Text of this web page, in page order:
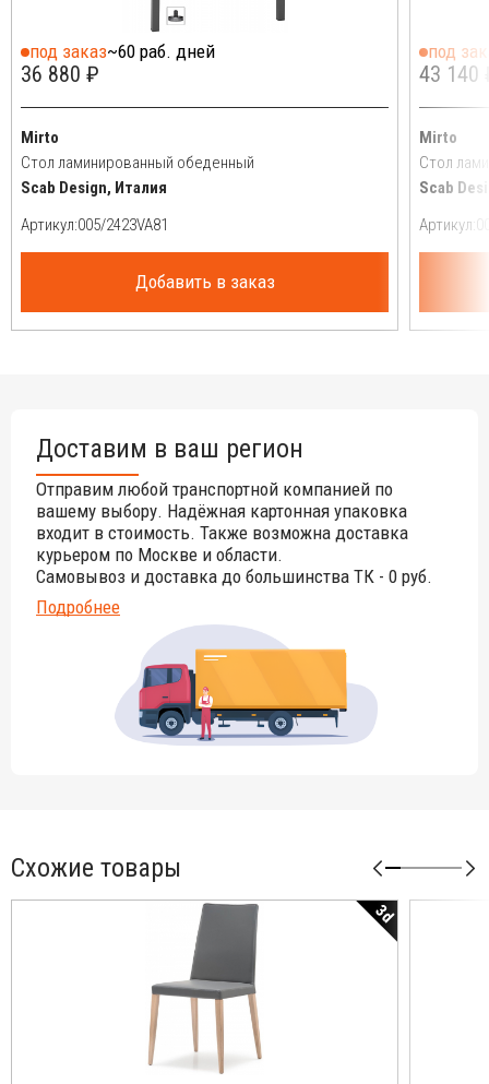
под заказ~60 раб. дней
36 880 ₽
Mirto
Стол ламинированный обеденный
Scab Design, Италия
Артикул:
Добавить в заказ
под
43 140
Mirto
Стол
Scab
Артикул:
Доставим в ваш регион
Отправим любой транспортной компанией по
вашему выбору. Надёжная картонная упаковка
входит в стоимость. Также возможна доставка
курьером по Москве и области.
Самовывоз и доставка до большинства ТК - 0 руб.
Подробнее
Схожие товары
3d